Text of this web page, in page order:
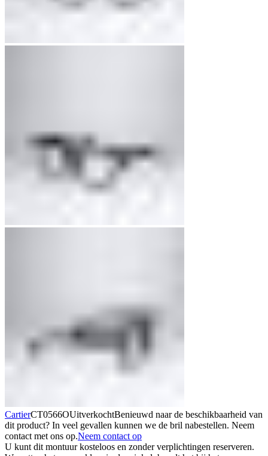
CartierCT0566OUitverkochtBenieuwd naar de beschikbaarheid van
dit product? In veel gevallen kunnen we de bril nabestellen. Neem
contact met ons op.Neem contact op
U kunt dit montuur kosteloos en zonder verplichtingen reserveren.